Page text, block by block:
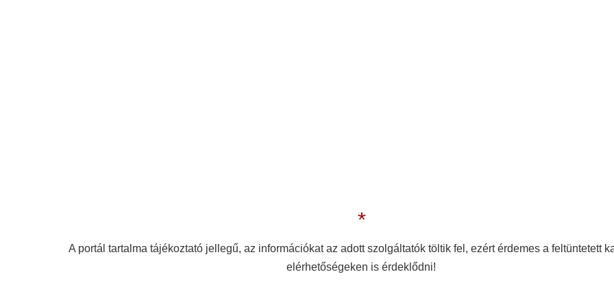
*
A portál tartalma tájékoztató jellegű, az információkat az adott szolgáltatók töltik fel, ezért érdemes a feltüntetett
elérhetőségeken is érdeklődni!